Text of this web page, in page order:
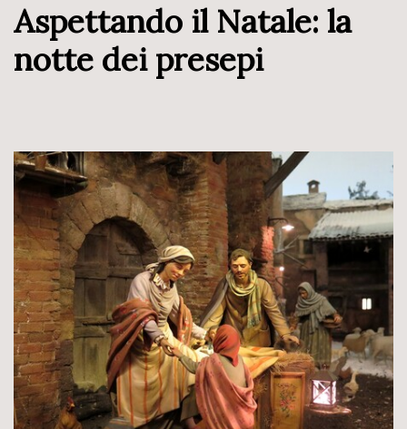
Aspettando il Natale: la
notte dei presepi